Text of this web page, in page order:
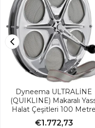
Dyneema ULTRALİNE
(QUIKLINE) Makaralı
Halat Çeşitleri 100 Metre
€1.772,73